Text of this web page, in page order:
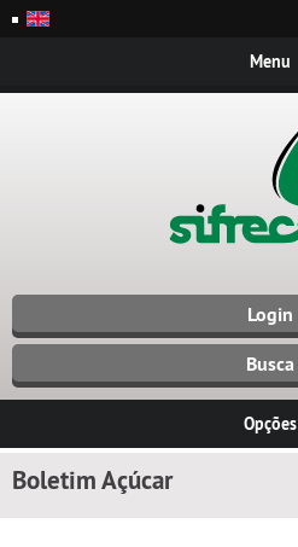
Menu
Login
Busca
Opções
Boletim Açúcar